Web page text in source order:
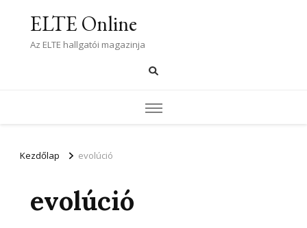
ELTE Online
Az ELTE hallgatói magazinja
Kezdőlap evolúció
evolúció